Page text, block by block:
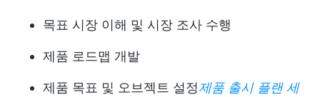
목표 시장 이해 및 시장 조사 수행
제품 로드맵 개발
제품 목표 및 오브젝트 설정제품 출시 플랜 세